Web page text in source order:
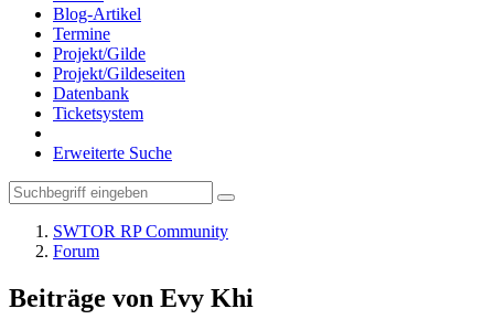
Blog-Artikel
Termine
Projekt/Gilde
Projekt/Gildeseiten
Datenbank
Ticketsystem
Erweiterte Suche
SWTOR RP Community
Forum
Beiträge von Evy Khi